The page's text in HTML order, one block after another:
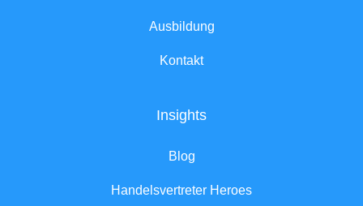
Ausbildung
Kontakt
Insights
Blog
Handelsvertreter Heroes